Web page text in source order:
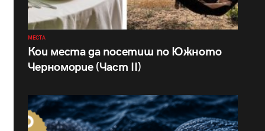
МЕСТА
Кои места да посетиш по Южното
Черноморие (Част II)